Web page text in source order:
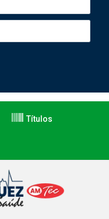
Títulos